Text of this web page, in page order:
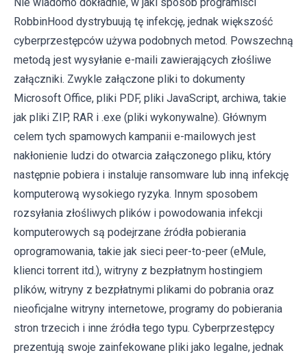
RobbinHood dystrybuują tę infekcję, jednak większość
cyberprzestępców używa podobnych metod. Powszechną
metodą jest wysyłanie e-maili zawierających złośliwe
załączniki. Zwykle załączone pliki to dokumenty
Microsoft Office, pliki PDF, pliki JavaScript, archiwa, takie
jak pliki ZIP, RAR i .exe (pliki wykonywalne). Głównym
celem tych spamowych kampanii e-mailowych jest
nakłonienie ludzi do otwarcia załączonego pliku, który
następnie pobiera i instaluje ransomware lub inną infekcję
komputerową wysokiego ryzyka. Innym sposobem
rozsyłania złośliwych plików i powodowania infekcji
komputerowych są podejrzane źródła pobierania
oprogramowania, takie jak sieci peer-to-peer (eMule,
klienci torrent itd.), witryny z bezpłatnym hostingiem
plików, witryny z bezpłatnymi plikami do pobrania oraz
nieoficjalne witryny internetowe, programy do pobierania
stron trzecich i inne źródła tego typu. Cyberprzestępcy
prezentują swoje zainfekowane pliki jako legalne, jednak